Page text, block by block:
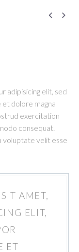
 
adipisicing elit, sed
dolore magna
exercitation
consequat.
voluptate velit esse
AMET,
ELIT,
ET